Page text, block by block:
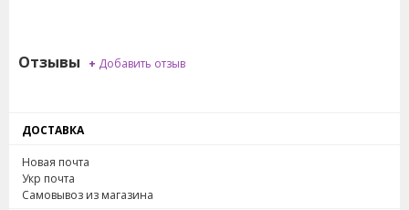
ДОСТАВКА
Новая почта
Укр почта
Самовывоз из магазина
Отзывы + Добавить отзыв